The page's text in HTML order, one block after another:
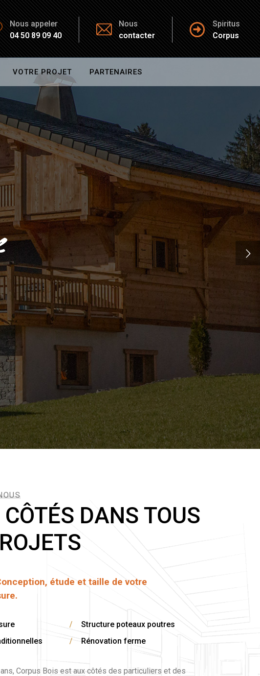
Nous appeler
04 50 89 09 40
Nous
contacter
Spiritus
Corpus
VOTRE PROJET PARTENAIRES
DANS TOUS
étude et taille de votre
/
Structure poteaux poutres
/
Rénovation ferme
Corpus Bois est aux côtés des particuliers et des